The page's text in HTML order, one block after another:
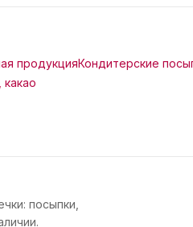
продукцияКондитерские
посыпки,